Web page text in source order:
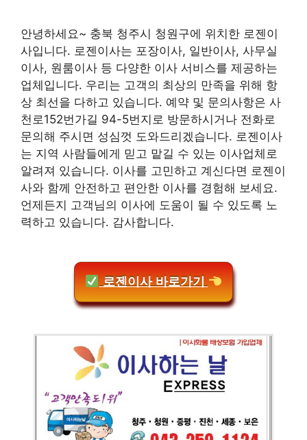
안녕하세요~ 충북 청주시 청원구에 위치한 로젠이
사입니다. 로젠이사는 포장이사, 일반이사, 사무실
이사, 원룸이사 등 다양한 이사 서비스를 제공하는
업체입니다. 우리는 고객의 최상의 만족을 위해 항
상 최선을 다하고 있습니다. 예약 및 문의사항은 사
천로152번가길 94-5번지로 방문하시거나 전화로
문의해 주시면 성심껏 도와드리겠습니다. 로젠이사
는 지역 사람들에게 믿고 맡길 수 있는 이사업체로
알려져 있습니다. 이사를 고민하고 계신다면 로젠이
사와 함께 안전하고 편안한 이사를 경험해 보세요.
언제든지 고객님의 이사에 도움이 될 수 있도록 노
력하고 있습니다. 감사합니다.
로젠이사 바로가기